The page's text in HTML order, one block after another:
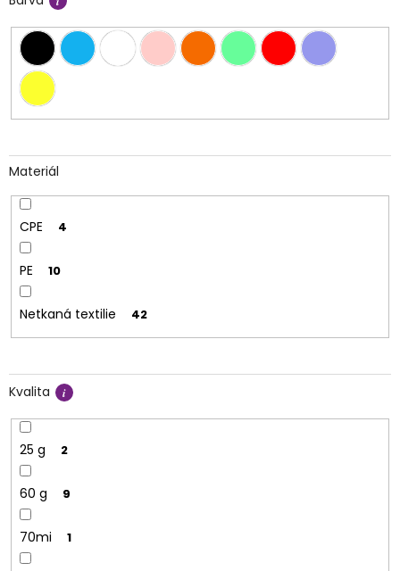
Materiál
CPE 4
PE 10
Netkaná textilie 42
Kvalita
25 g 2
60 g 9
70mi 1